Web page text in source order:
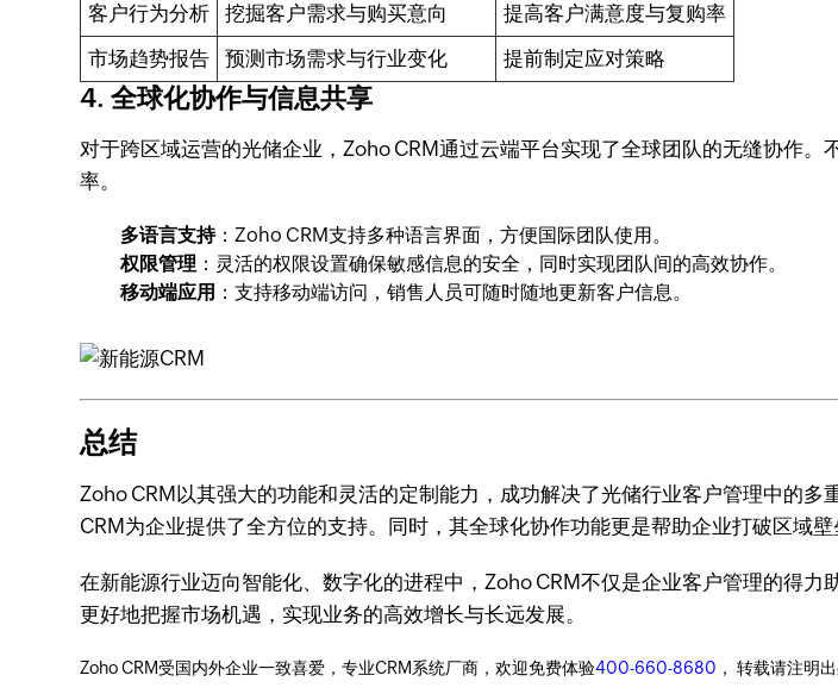
客户行为分析
挖掘客户需求与购买意向
提高客户满意度与复购率
市场趋势报告
预测市场需求与行业变化 提前制定应对策略
4.全球化协作与信息共享
对于跨区域运营的光储企业，Zoho CRM通过云端平台实现了全球团队的无缝协作
率。
多语言支持：Zoho CRM支持多种语言界面，方便国际团队使用。
权限管理 ：灵活的权限设置确保敏感信息的安全，同时实现团队间的高效协作。
移动端应用 ：支持移动端访问，销售人员可随时随地更新客户信息。
总结
Zoho CRM以其强大的功能和灵活的定制能力，成功解决了光储行业客户管理中的
CRM为企业提供了全方位的支持。同时，其全球化协作功能更是帮助企业打破区域壁
在新能源行业迈向智能化、数字化的进程中，Zoho CRM不仅是企业客户管理的得
更好地把握市场机遇，实现业务的高效增长与长远发展。
Zoho CRM受国内外企业一致喜爱，专业CRM系统厂商，欢迎免费体验400-660-8680 ， 转载请注明